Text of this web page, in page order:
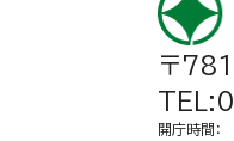
〒
開庁時間 ：